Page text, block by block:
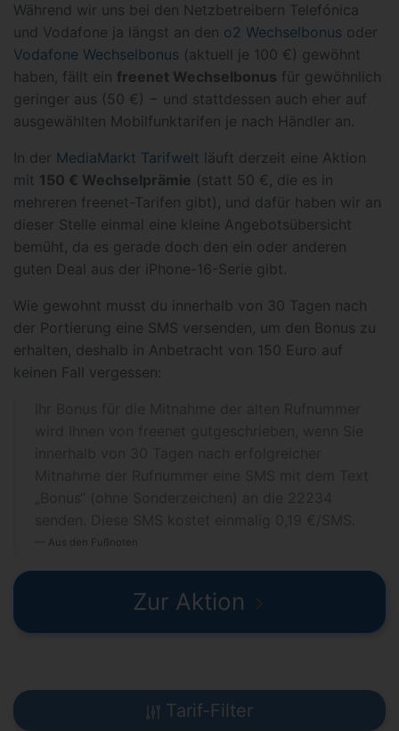
Während wir uns bei den Netzbetreibern Telefónica
und Vodafone ja längst an den o2 Wechselbonus oder
Vodafone Wechselbonus (aktuell je 100 €) gewöhnt
haben, fällt ein freenet Wechselbonus für gewöhnlich
geringer aus (50 €) − und stattdessen auch eher auf
ausgewählten Mobilfunktarifen je nach Händler an.
In der MediaMarkt Tarifwelt läuft derzeit eine Aktion
mit 150 € Wechselprämie (statt 50 €, die es in
mehreren freenet-Tarifen gibt), und dafür haben wir an
dieser Stelle einmal eine kleine Angebotsübersicht
bemüht, da es gerade doch den ein oder anderen
guten Deal aus der iPhone-16-Serie gibt.
Wie gewohnt musst du innerhalb von 30 Tagen nach
der Portierung eine SMS versenden, um den Bonus zu
erhalten, deshalb in Anbetracht von 150 Euro auf
keinen Fall vergessen:
Aus den Fußnoten
Zur Aktion
Tarif-Filter